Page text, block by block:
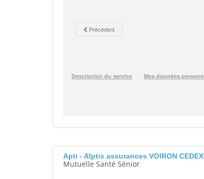
Apti - Alptis assurances VOIRON CEDEX
Mutuelle Santé Sénior